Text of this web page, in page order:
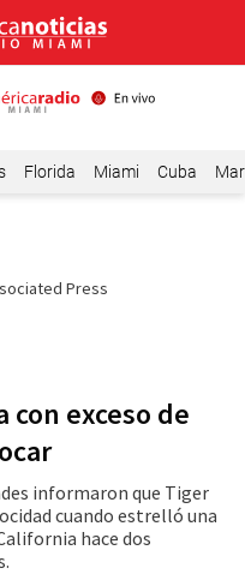
Florida Miami Cuba
Press
con exceso de
informaron que Tiger
cuando estrelló una
hace dos